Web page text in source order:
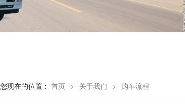
您现在的位置： 首页 > 关于我们 > 购车流程